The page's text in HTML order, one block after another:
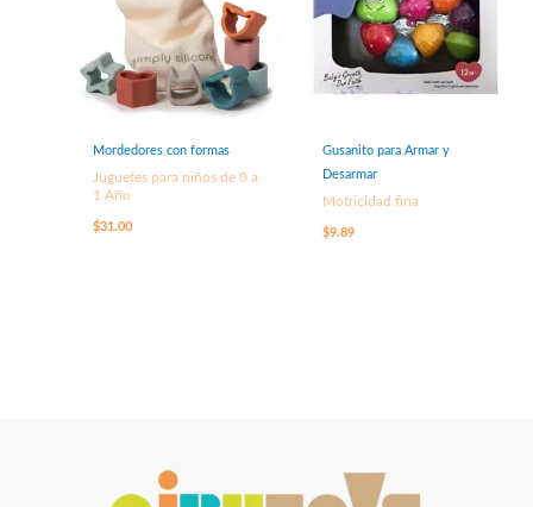
Mordedores con formas
Juguetes para niños de 0 a
1 Año
$31.00
Gusanito para Armar y
Desarmar
Motricidad fina
$9.89